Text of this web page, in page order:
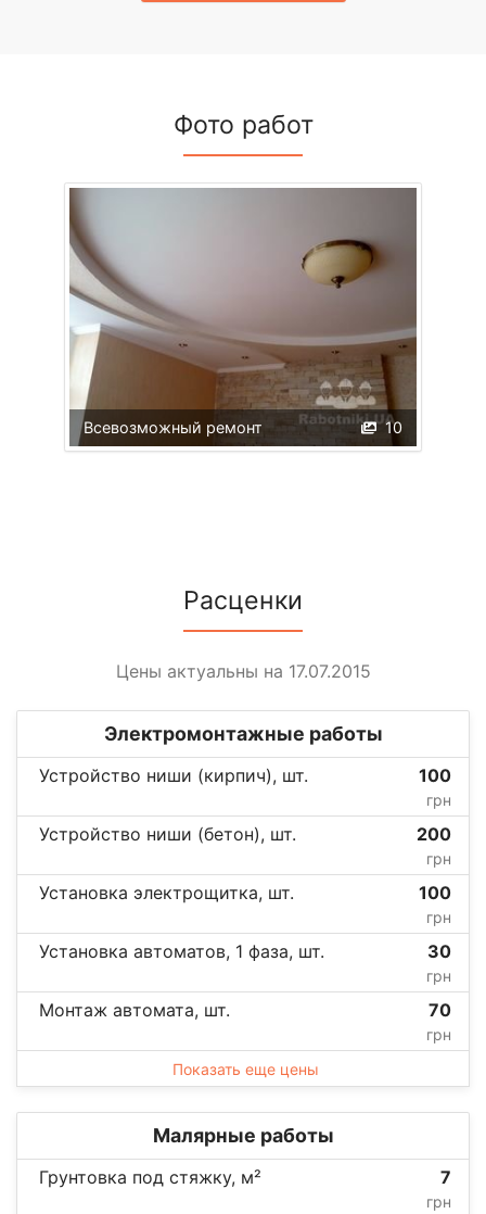
Фото работ
10
Всевозможный ремонт
Расценки
Цены актуальны на 17.07.2015
Электромонтажные работы
Устройство ниши (кирпич), шт. 100
грн
Устройство ниши (бетон), шт. 200
грн
Установка электрощитка, шт. 100
грн
Установка автоматов, 1 фаза, шт. 30
грн
Монтаж автомата, шт. 70
грн
Показать еще цены
Малярные работы
Грунтовка под стяжку, м² 7
грн